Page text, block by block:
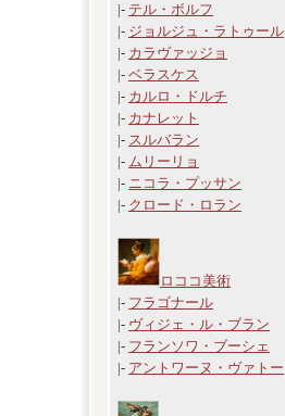
|- テル・ボルフ
|- ジョルジュ・ラトゥール
|- カラヴァッジョ
|- ベラスケス
|- カルロ・ドルチ
|- カナレット
|- スルバラン
|- ムリーリョ
|- ニコラ・プッサン
|- クロード・ロラン
ロココ美術
|- フラゴナール
|- ヴィジェ・ル・ブラン
|- フランソワ・ブーシェ
|- アントワーヌ・ヴァトー